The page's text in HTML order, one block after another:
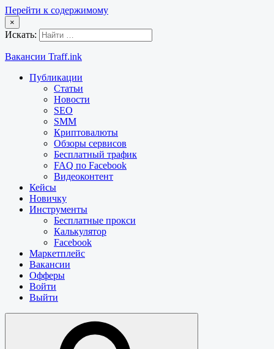
Перейти к содержимому
×
Искать:
Вакансии Traff.ink
Публикации
Статьи
Новости
SEO
SMM
Криптовалюты
Обзоры сервисов
Бесплатный трафик
FAQ по Facebook
Видеоконтент
Кейсы
Новичку
Инструменты
Бесплатные прокси
Калькулятор
Facebook
Маркетплейс
Вакансии
Офферы
Войти
Выйти